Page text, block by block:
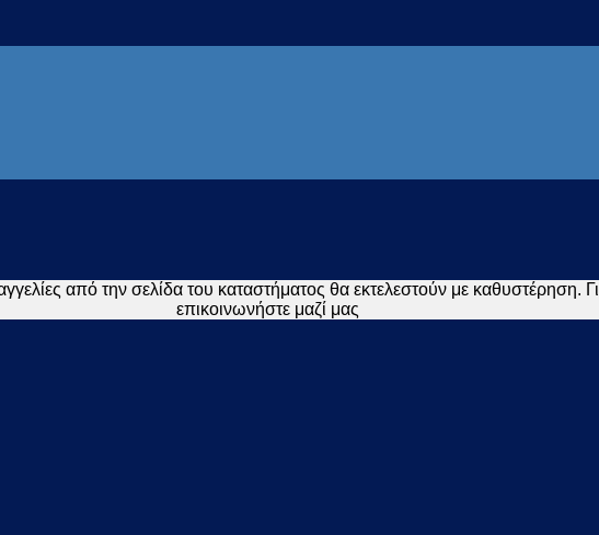
από την σελίδα του καταστήματος θα εκτελεστούν με
επικοινωνήστε μαζί μας